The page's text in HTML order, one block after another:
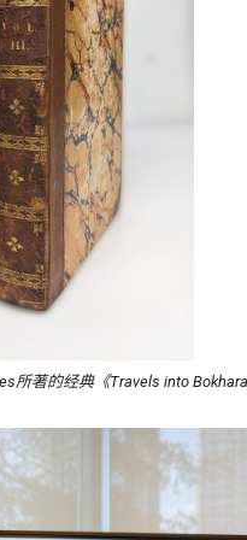
所著的经典《Travels into